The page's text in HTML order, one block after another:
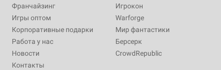
Франчайзинг
Игры оптом
Корпоративные подарки
Работа у нас
Новости
Контакты
Игрокон
Warforge
Мир фантастики
Берсерк
CrowdRepublic